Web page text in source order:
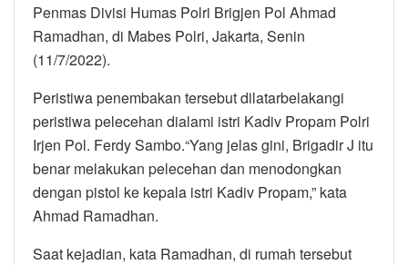
Penmas Divisi Humas Polri Brigjen Pol Ahmad
Ramadhan, di Mabes Polri, Jakarta, Senin
(11/7/2022).
Peristiwa penembakan tersebut dilatarbelakangi
peristiwa pelecehan dialami istri Kadiv Propam Polri
Irjen Pol. Ferdy Sambo.“Yang jelas gini, Brigadir J itu
benar melakukan pelecehan dan menodongkan
dengan pistol ke kepala istri Kadiv Propam,” kata
Ahmad Ramadhan.
Saat kejadian, kata Ramadhan, di rumah tersebut